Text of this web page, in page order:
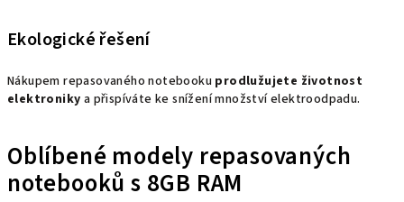
Ekologické řešení
Nákupem repasovaného notebooku prodlužujete životnost
elektroniky a přispíváte ke snížení množství elektroodpadu.
Oblíbené modely repasovaných
notebooků s 8GB RAM